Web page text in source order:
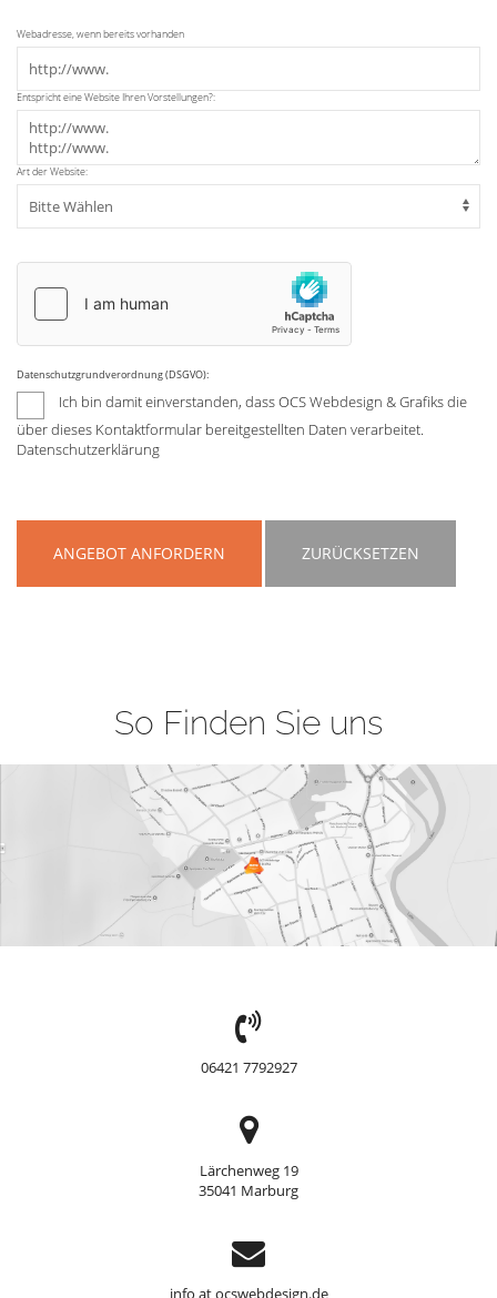
Webadresse, wenn bereits vorhanden
Entspricht eine Website Ihren Vorstellungen?:
Art der Website:
Datenschutzgrundverordnung (DSGVO):
Ich bin damit einverstanden, dass OCS Webdesign & Grafiks die
über dieses Kontaktformular bereitgestellten Daten verarbeitet.
Datenschutzerklärung
ANGEBOT ANFORDERN ZURÜCKSETZEN
So Finden Sie uns
TEL:
06421 7792927
Adresse
Lärchenweg 19
35041 Marburg
Support
info at ocswebdesign.de